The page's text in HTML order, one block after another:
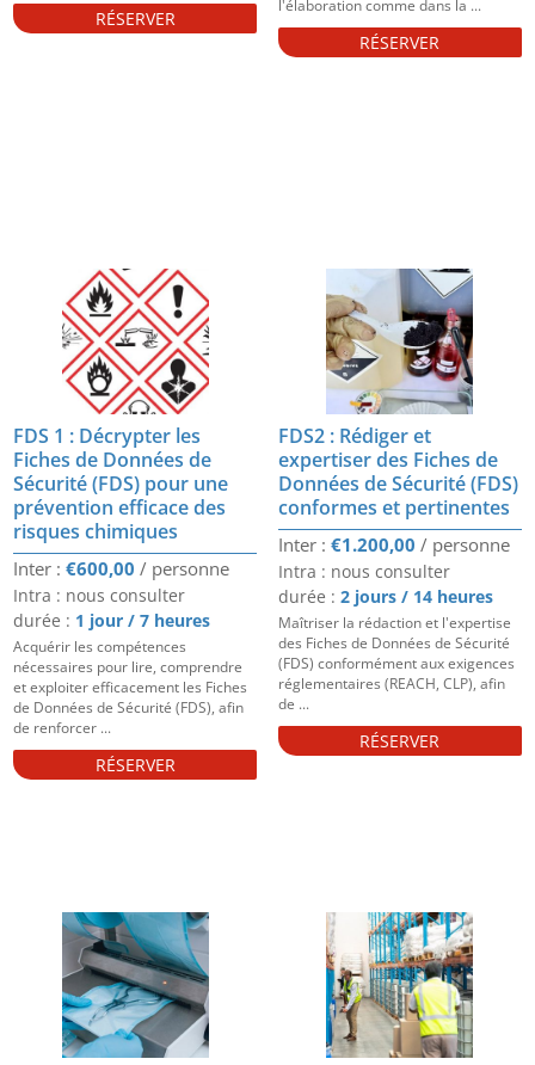
RÉSERVER
l'élaboration comme dans la ...
RÉSERVER
FDS 1 : Décrypter les
Fiches de Données de
Sécurité (FDS) pour une
prévention efficace des
risques chimiques
€600,00
Intra : nous consulter
durée : 1 jour / 7 heures
Acquérir les compétences
nécessaires pour lire, comprendre
et exploiter efficacement les Fiches
de Données de Sécurité (FDS), afin
de renforcer ...
RÉSERVER
FDS2 : Rédiger et
expertiser des Fiches de
Données de Sécurité (FDS)
conformes et pertinentes
€1.200,00
Intra : nous consulter
durée : 2 jours / 14 heures
Maîtriser la rédaction et l'expertise
des Fiches de Données de Sécurité
(FDS) conformément aux exigences
réglementaires (REACH, CLP), afin
de ...
RÉSERVER